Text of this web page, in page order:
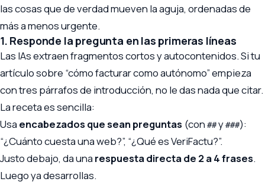
las cosas que de verdad mueven la aguja, ordenadas de
más a menos urgente.
1. Responde la pregunta en las primeras líneas
Las IAs extraen fragmentos cortos y autocontenidos. Si tu
artículo sobre “cómo facturar como autónomo” empieza
con tres párrafos de introducción, no le das nada que citar.
La receta es sencilla:
Usa encabezados que sean preguntas (con ##y###):
“¿Cuánto cuesta una web?”, “¿Qué es VeriFactu?”.
Justo debajo, da una respuesta directa de 2 a 4 frases.
Luego ya desarrollas.